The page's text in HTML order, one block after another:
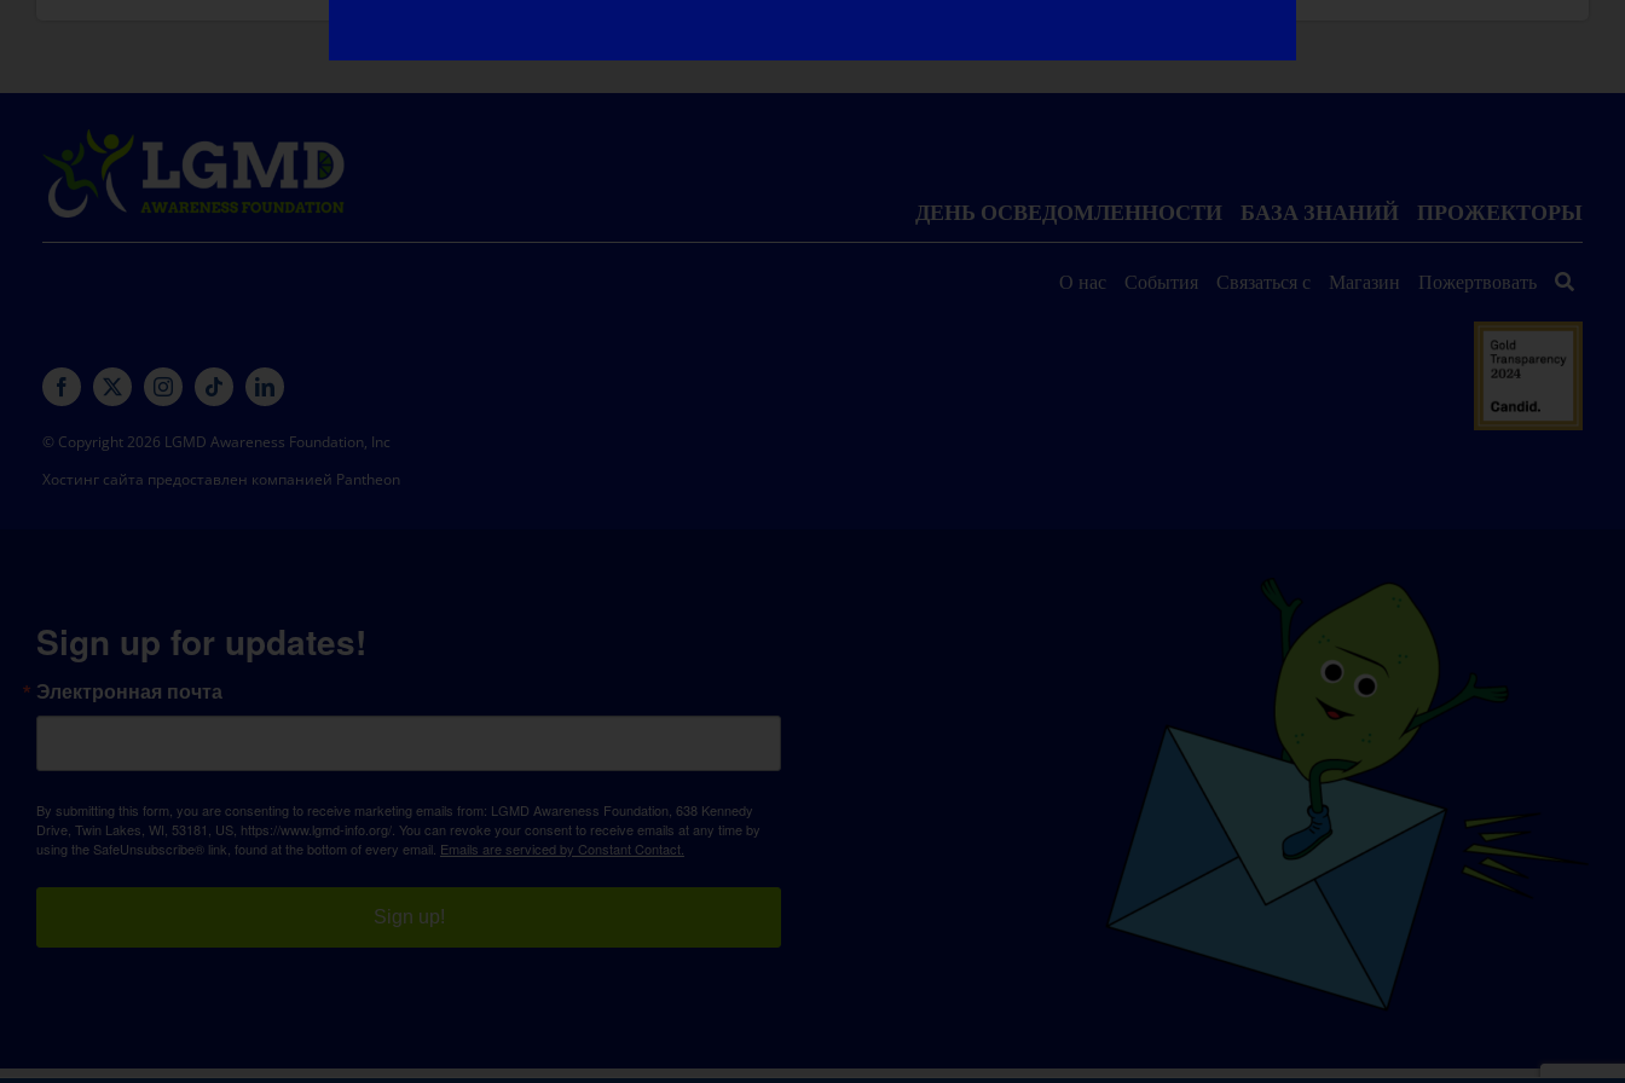
ДЕНЬ ОСВЕДОМЛЕННОСТИ БАЗА ЗНАНИЙ ПРОЖЕКТОРЫ
О нас События Связаться с Магазин Пожертвовать
© Copyright 2026 LGMD Awareness Foundation, Inc
Хостинг сайта предоставлен компанией Pantheon
Sign up for updates!
Электронная почта
By submitting this form, you are consenting to receive marketing emails from: LGMD Awareness Foundation, 638 Kennedy
Drive, Twin Lakes, WI, 53181, US, https://www.lgmd-info.org/. You can revoke your consent to receive emails at any time by
using the SafeUnsubscribe® link, found at the bottom of every email. Emails are serviced by Constant Contact.
Sign up!